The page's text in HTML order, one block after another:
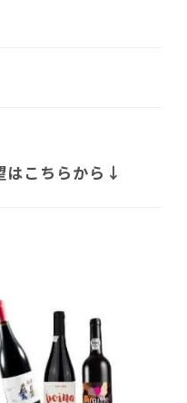
はこちらから↓